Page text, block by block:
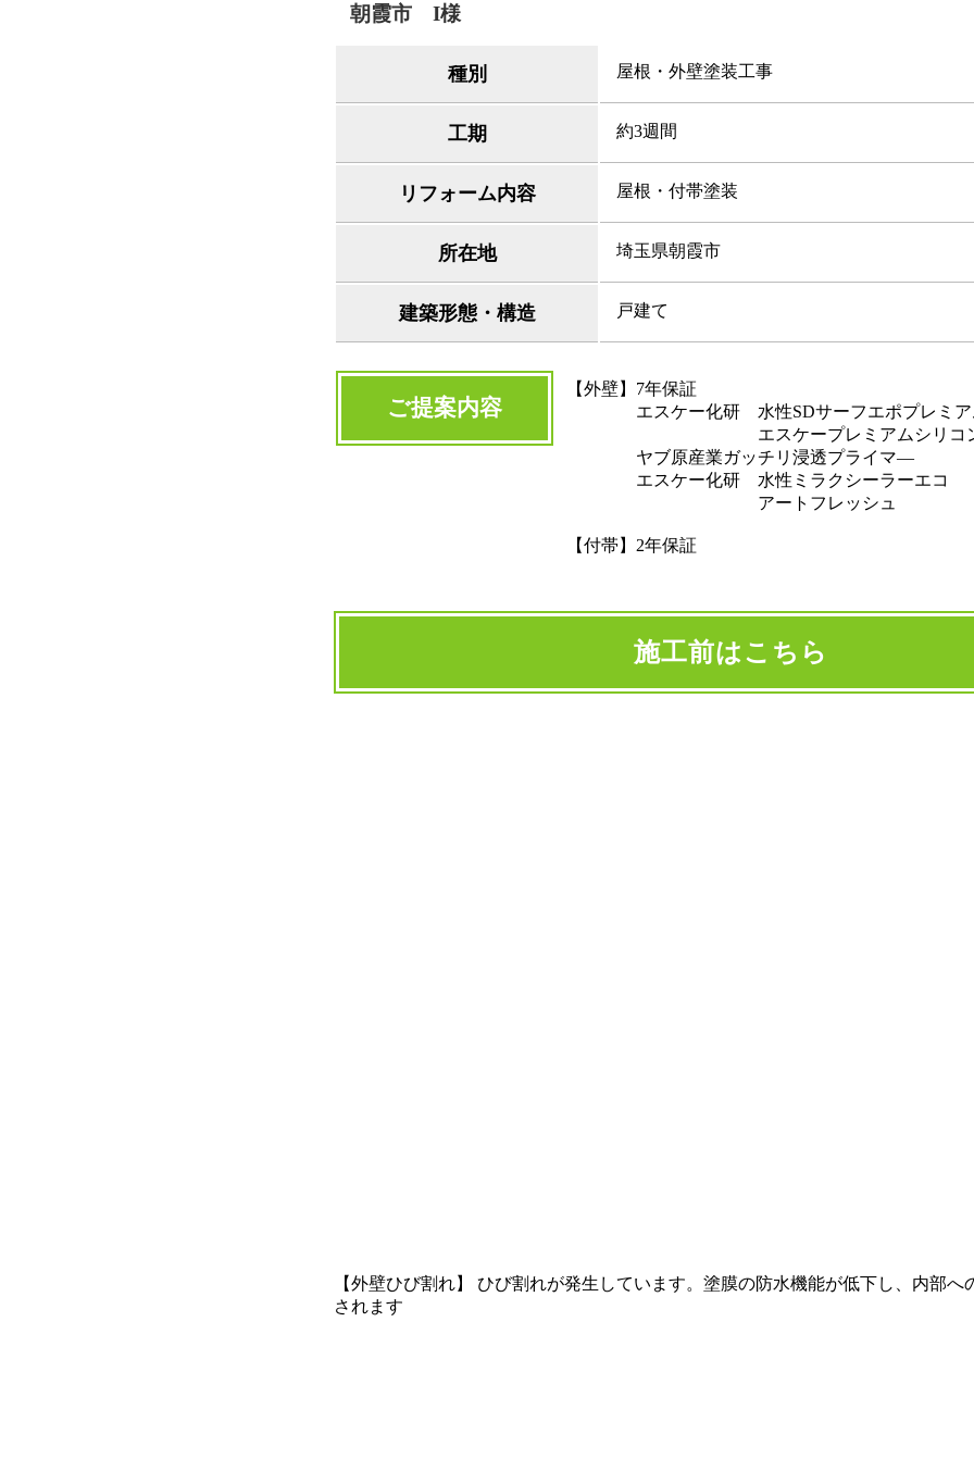
朝霞市 I様
種別 屋根・外壁塗装工事
工期 約3週間
リフォーム内容 屋根・付帯塗装
所在地 埼玉県朝霞市
建築形態・構造 戸建て
ご提案内容
【外壁】7年保証
エスケー化研 水性SDサーフエポプレミア
エスケープレミアムシリコ
ヤブ原産業ガッチリ浸透プライマ―
エスケー化研 水性ミラクシーラーエコ
アートフレッシュ
【付帯】2年保証
施工前はこちら
【外壁ひび割れ】 ひび割れが発生しています。塗膜の防水機能が低下し、内部へ
されます